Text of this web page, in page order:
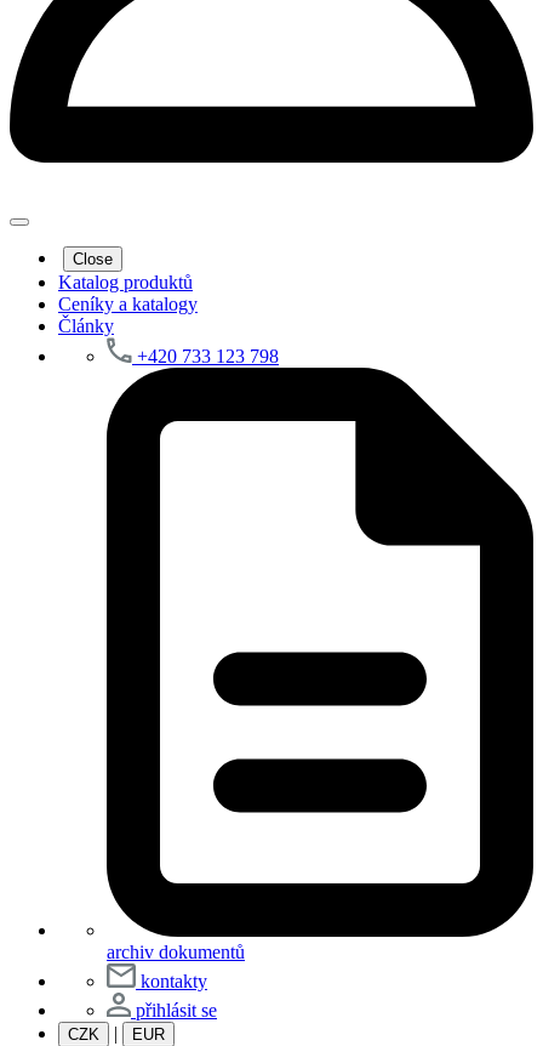
Close
Katalog produktů
Ceníky a katalogy
Články
+420 733 123 798
archiv dokumentů
kontakty
přihlásit se
CZK | EUR